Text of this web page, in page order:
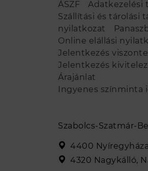
ÁSZF
Adatkezelési
Szállítási és tárolási
nyilatkozat
Online elállási
Jelentkezés
Jelentkezés
Árajánlat
Ingyenes színminta
Szabolcs-Szatmár-
4400
4320 Nagykálló,